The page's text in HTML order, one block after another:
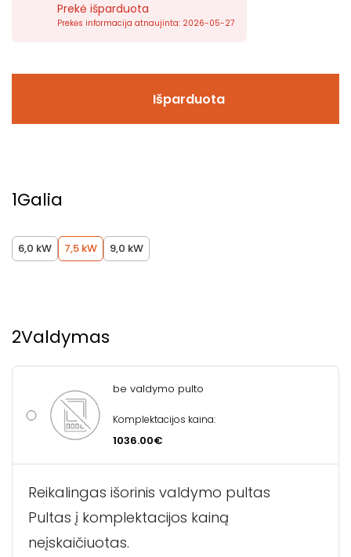
Prekė išparduota
Prekės informacija atnaujinta: 2026-05-27
Išparduota
1Galia
6,0 kW 7,5 kW 9,0 kW
2Valdymas
be valdymo pulto
Komplektacijos kaina:
1036.00€
Reikalingas išorinis valdymo pultas
Pultas į komplektacijos kainą
neįskaičiuotas.